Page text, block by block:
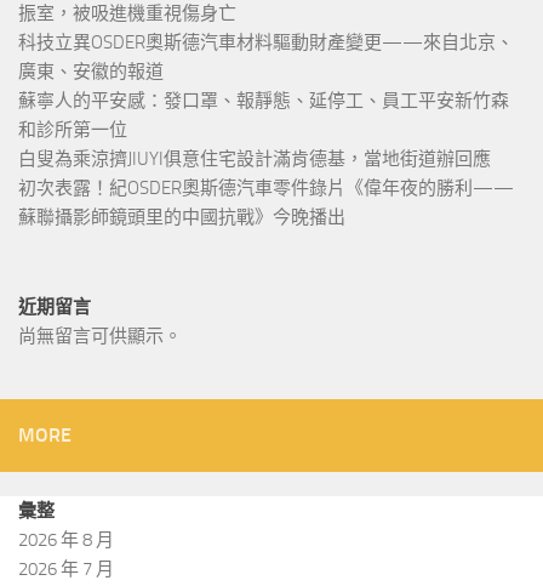
振室，被吸進機重視傷身亡
科技立異OSDER奧斯德汽車材料驅動財產變更——來自北京、
廣東、安徽的報道
蘇寧人的平安感：發口罩、報靜態、延停工、員工平安新竹森
和診所第一位
白叟為乘涼擠JIUYI俱意住宅設計滿肯德基，當地街道辦回應
初次表露！紀OSDER奧斯德汽車零件錄片《偉年夜的勝利——
蘇聯攝影師鏡頭里的中國抗戰》今晚播出
近期留言
尚無留言可供顯示。
MORE
彙整
2026 年 8 月
2026 年 7 月